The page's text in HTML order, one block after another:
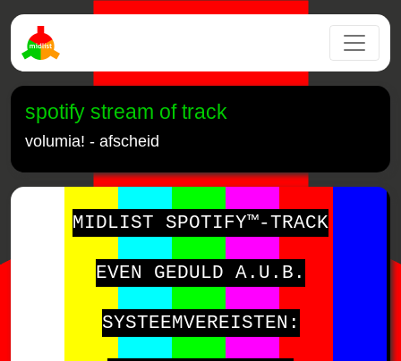
spotify stream of track
volumia! - afscheid
MIDLIST SPOTIFY™-TRACK
EVEN GEDULD A.U.B.
SYSTEEMVEREISTEN: